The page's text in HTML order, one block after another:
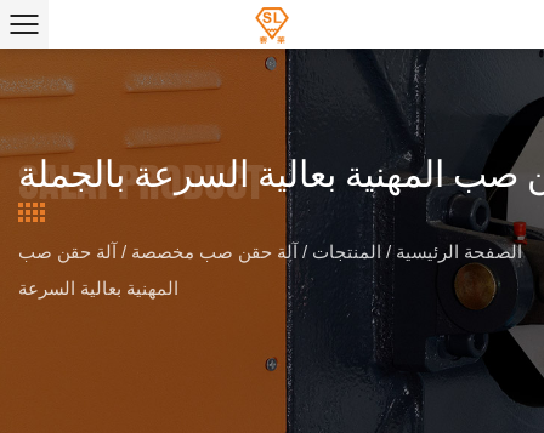
صب المهنية بعالية السرعة بالجملة
الصفحة الرئيسية / المنتجات / آلة حقن صب مخصصة / آلة حقن صب
المهنية بعالية السرعة